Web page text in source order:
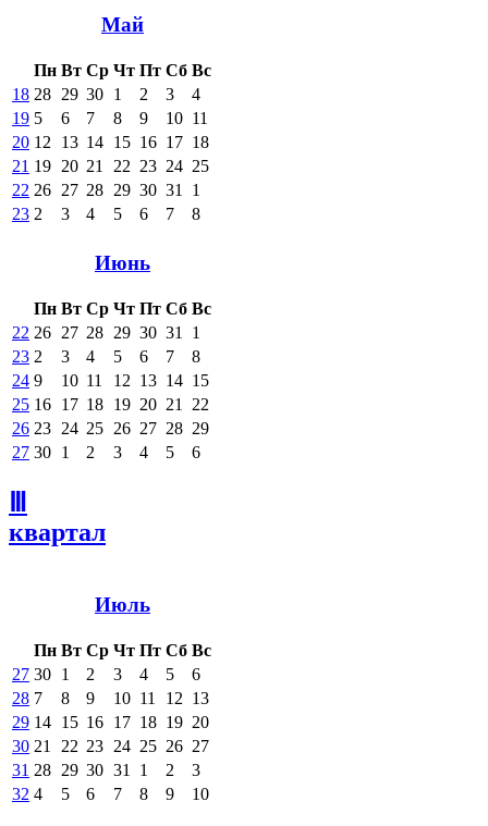
Май
Пн Вт Ср Чт Пт Сб Вс
18 28 29 30 1 2 3
4
19 5 6 7 8 9 10 11
20 12 13 14 15 16 17 18
21 19 20 21 22 23 24 25
22 26 27 28 29 30 31
1
23 2 3 4 5 6 7 8
Июнь
Пн Вт Ср Чт Пт Сб Вс
22 26 27 28 29 30 31
1
23 2 3 4 5 6 7
8
24 9 10 11 12 13 14 15
25 16 17 18 19 20 21
22
26 23 24 25 26 27 28 29
27 30 1 2 3 4 5 6
квартал
Июль
Пн Вт Ср Чт Пт Сб Вс
27 30 1 2 3 4 5
6
28 7 8 9 10 11 12 13
29 14 15 16 17 18 19 20
30 21 22 23 24 25 26 27
31 28 29 30 31 1 2
3
32 4 5 6 7 8 9 10